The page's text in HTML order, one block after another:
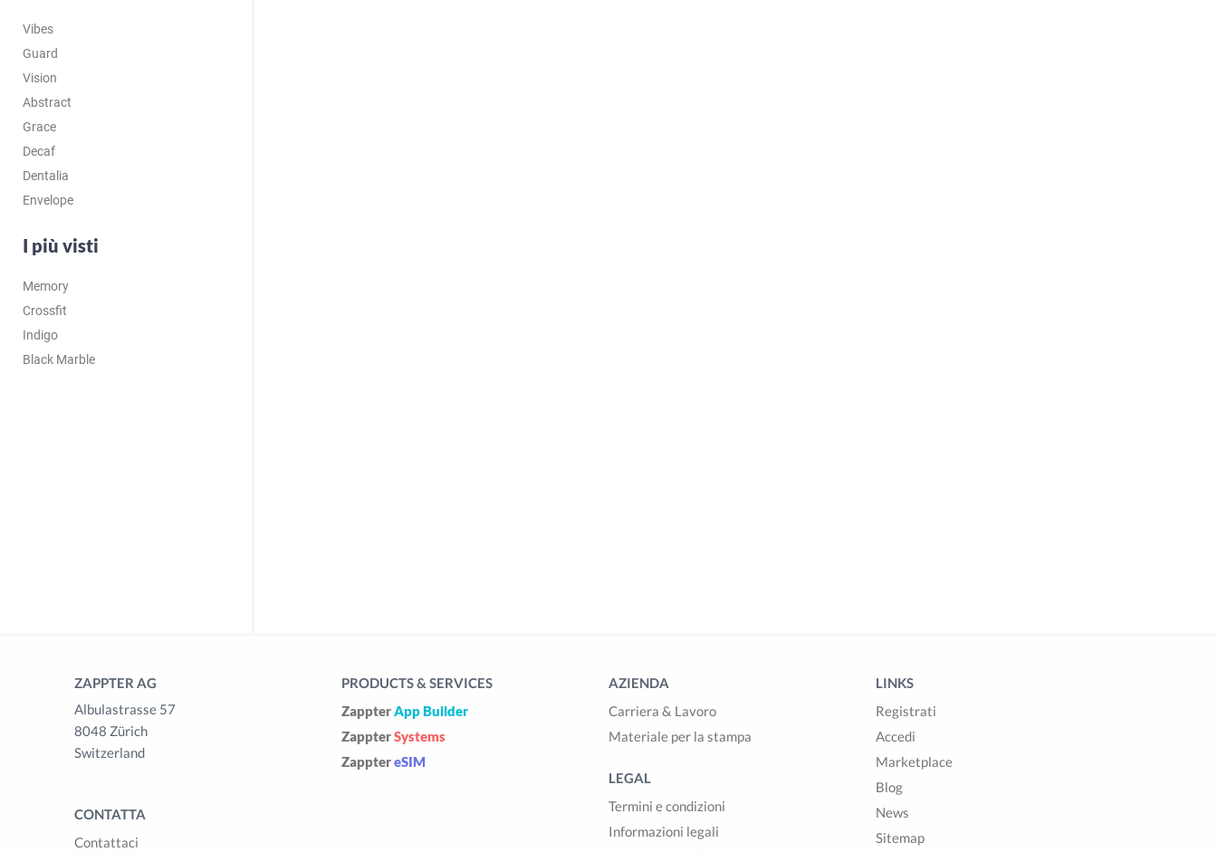
Vibes
Guard
Vision
Abstract
Grace
Decaf
Dentalia
Envelope
I più visti
Memory
Crossfit
Indigo
Black Marble
ZAPPTER AG
Albulastrasse 57
8048 Zürich
Switzerland
CONTATTA
Contattaci
PRODUCTS & SERVICES
ZappterApp Builder
ZappterSystems
ZapptereSIM
AZIENDA
Carriera & Lavoro
Materiale per la stampa
LEGAL
Termini e condizioni
Informazioni legali
LINKS
Registrati
Accedi
Marketplace
Blog
News
Sitemap